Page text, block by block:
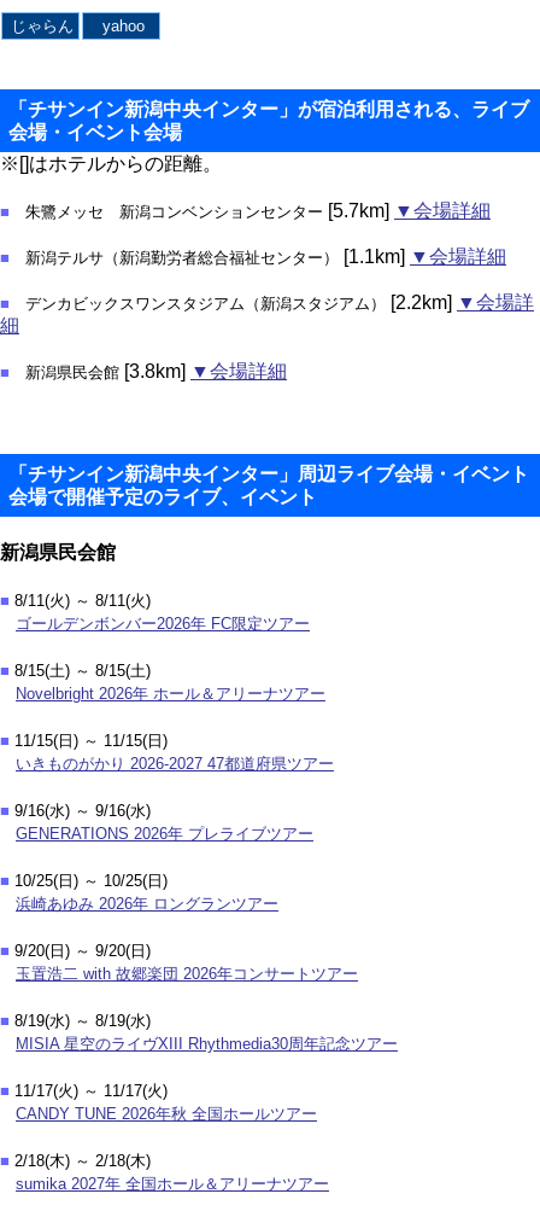
じゃらん yahoo
「チサンイン新潟中央インター」が宿泊利用される、ライブ
会場・イベント会場
※[]はホテルからの距離。
■ 朱鷺メッセ 新潟コンベンションセンター [5.7km] ▼会場詳細
■ 新潟テルサ（新潟勤労者総合福祉センター） [1.1km] ▼会場詳細
■ デンカビックスワンスタジアム（新潟スタジアム） [2.2km] ▼会場詳
細
■ 新潟県民会館 [3.8km] ▼会場詳細
「チサンイン新潟中央インター」周辺ライブ会場・イベント
会場で開催予定のライブ、イベント
新潟県民会館
■ 8/11(火) ～ 8/11(火)
ゴールデンボンバー2026年 FC限定ツアー
■ 8/15(土) ～ 8/15(土)
Novelbright 2026年 ホール＆アリーナツアー
■ 11/15(日) ～ 11/15(日)
いきものがかり 2026-2027 47都道府県ツアー
■ 9/16(水) ～ 9/16(水)
GENERATIONS 2026年 プレライブツアー
■ 10/25(日) ～ 10/25(日)
浜崎あゆみ 2026年 ロングランツアー
■ 9/20(日) ～ 9/20(日)
玉置浩二 with 故郷楽団 2026年コンサートツアー
■ 8/19(水) ～ 8/19(水)
MISIA 星空のライヴXIII Rhythmedia30周年記念ツアー
■ 11/17(火) ～ 11/17(火)
CANDY TUNE 2026年秋 全国ホールツアー
■ 2/18(木) ～ 2/18(木)
sumika 2027年 全国ホール＆アリーナツアー